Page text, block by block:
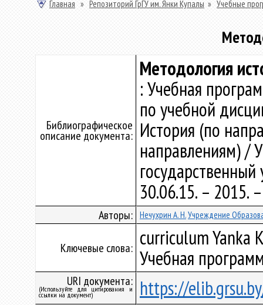
Главная » Репозиторий ГрГУ им. Янки Купалы » Учебные
Библиографическое
описание документа:
Методология
: Учебная
по учебной
История (по
направлениям) /
30.06.15. –
Авторы: Нечухрин А. Н.Учреждение
Ключевые слова: curriculum Yanka
Учебная
URI документа:
(Используйте для цитирования и
ссылки на документ) https://